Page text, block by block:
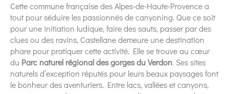
Cette commune française des Alpes-de-Haute-Provence a
tout pour séduire les passionnés de canyoning. Que ce soit
pour une initiation ludique, faire des sauts, passer par des
clues ou des ravins, Castellane demeure une destination
phare pour pratiquer cette activité. Elle se trouve au cœur
du Parc naturel régional des gorges du Verdon. Ses sites
naturels d’exception réputés pour leurs beaux paysages font
le bonheur des aventuriers. Entre lacs, vallées et canyons,